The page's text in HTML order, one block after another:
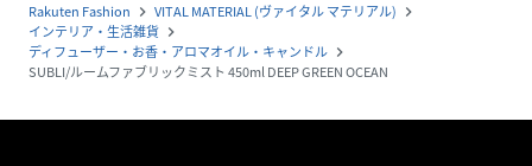
Rakuten Fashion navigate_next VITAL MATERIAL (ヴァイタル マテリアル) navigate_next
インテリア・生活雑貨 navigate_next
ディフューザー・お香・アロマオイル・キャンドル navigate_next
SUBLI/ルームファブリックミスト 450ml DEEP GREEN OCEAN